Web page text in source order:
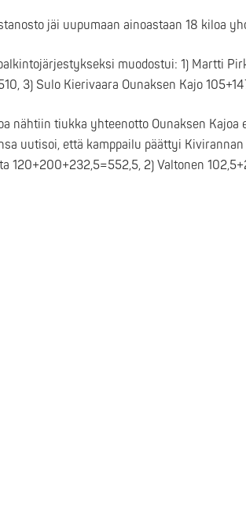
jäi uupumaan ainoastaan 18 kiloa
muodostui: 1) Martti
3) Sulo Kierivaara Ounaksen Kajo
nähtiin tiukka yhteenotto Ounaksen
uutisoi, että kamppailu päättyi
120+200+232,5=552,5, 2) Valtonen